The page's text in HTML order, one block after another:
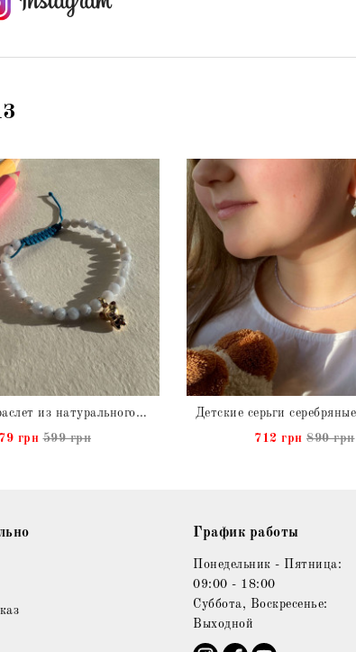
Детский Браслет из натурального Голубого Агата на затяжке с подвеской Мишка в позолоте
грн 599 грн
712 грн 890 грн
График работы
Понедельник - Пятница:
09:00 - 18:00
Суббота, Воскресенье:
Выходной